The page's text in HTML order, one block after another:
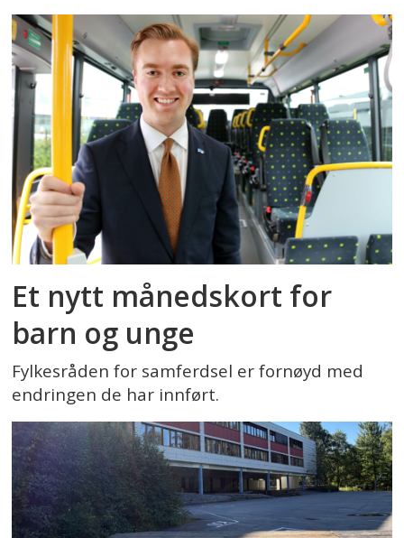
Et nytt månedskort for
barn og unge
Fylkesråden for samferdsel er fornøyd med
endringen de har innført.